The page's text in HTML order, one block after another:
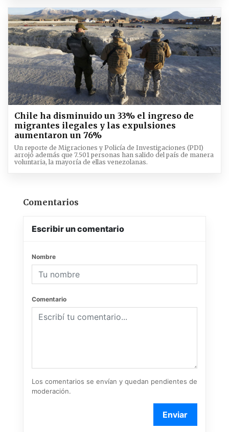
Chile ha disminuido un 33% el ingreso de
migrantes ilegales y las expulsiones
aumentaron un 76%
Un reporte de Migraciones y Policía de Investigaciones (PDI)
arrojó además que 7.501 personas han salido del país de manera
voluntaria, la mayoría de ellas venezolanas.
Comentarios
Escribir un comentario
Nombre
Comentario
Los comentarios se envían y quedan pendientes de
moderación.
Enviar